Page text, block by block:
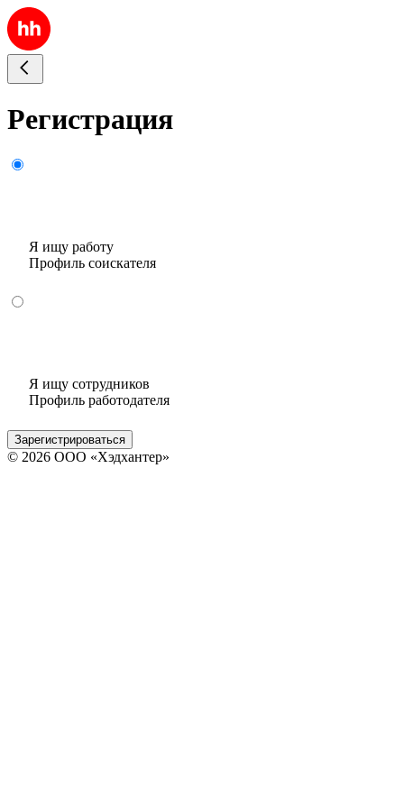
Регистрация
Я ищу работу
Профиль соискателя
Я ищу сотрудников
Профиль работодателя
Зарегистрироваться
© 2026 ООО «Хэдхантер»